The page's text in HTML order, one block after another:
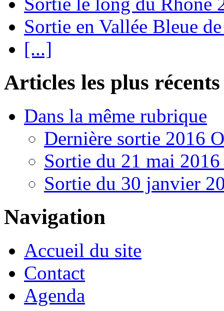
Sortie en Vallée Bleue
[...]
Articles les plus récents
Dans la même rubrique
Dernière sortie 2016
Sortie du 21 mai 2016
Sortie du 30 janvier
Navigation
Accueil du site
Contact
Agenda